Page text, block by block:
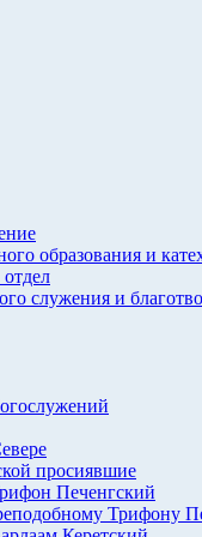
образования и
служения и
просиявшие
Печенгский
Трифону